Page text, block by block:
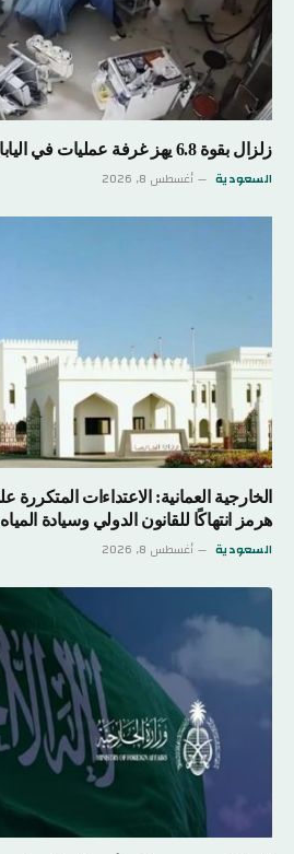
زلزال بقوة 6.8 يهز غرفة عمليات في اليابان أثناء جراحة
السعودية أغسطس 8, 2026
الخارجية العمانية: الاعتداءات
هرمز انتهاكًا للقانون الدولي وسيادة المياه
السعودية أغسطس 8, 2026